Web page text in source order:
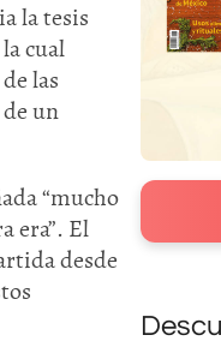
la tesis
cual
las
un
“mucho
era”. El
desde